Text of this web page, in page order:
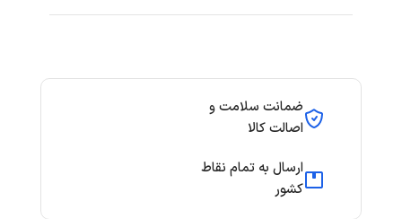
ضمانت سلامت و
اصالت کالا
ارسال به تمام نقاط
کشور